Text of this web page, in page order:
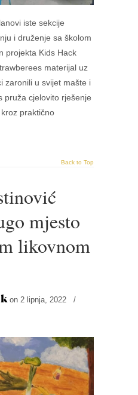
iste sekcije
i druženje sa školom
projekta Kids Hack
materijal uz
zaronili u svijet mašte i
pruža cjelovito rješenje
praktično
Back to Top
mjesto
likovnom
on 2 lipnja, 2022 /